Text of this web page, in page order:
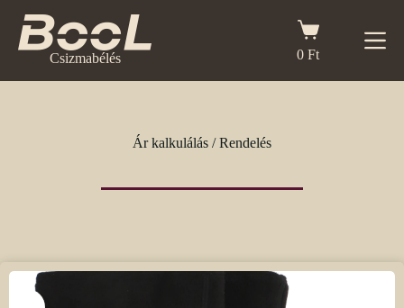
content
Csizmabélés
Shopping
cart
0 Ft
Ár kalkulálás / Rendelés